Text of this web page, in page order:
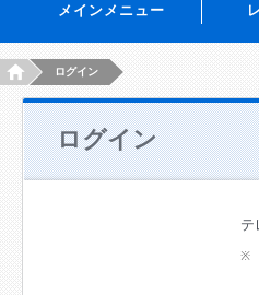
メインメニュー
HOMEログイン
ログイン
テ